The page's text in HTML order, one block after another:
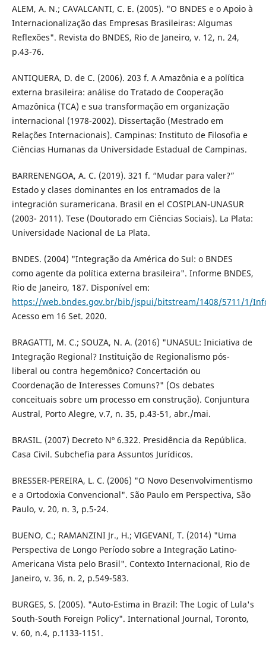
ALEM, A. N.; CAVALCANTI, C. E. (2005). "O BNDES e o Apoio à
Internacionalização das Empresas Brasileiras: Algumas
Reflexões". Revista do BNDES, Rio de Janeiro, v. 12, n. 24,
p.43-76.
ANTIQUERA, D. de C. (2006). 203 f. A Amazônia e a política
externa brasileira: análise do Tratado de Cooperação
Amazônica (TCA) e sua transformação em organização
internacional (1978-2002). Dissertação (Mestrado em
Relações Internacionais). Campinas: Instituto de Filosofia e
Ciências Humanas da Universidade Estadual de Campinas.
BARRENENGOA, A. C. (2019). 321 f. “Mudar para valer?”
Estado y clases dominantes en los entramados de la
integración suramericana. Brasil en el COSIPLAN-UNASUR
(2003- 2011). Tese (Doutorado em Ciências Sociais). La Plata:
Universidade Nacional de La Plata.
BNDES. (2004) "Integração da América do Sul: o BNDES
como agente da política externa brasileira". Informe BNDES,
Rio de Janeiro, 187. Disponível em:
https://web.bndes.gov.br/bib/jspui/bitstream/1408/5711/1/
Acesso em 16 Set. 2020.
BRAGATTI, M. C.; SOUZA, N. A. (2016) "UNASUL: Iniciativa de
Integração Regional? Instituição de Regionalismo pós-
liberal ou contra hegemônico? Concertación ou
Coordenação de Interesses Comuns?" (Os debates
conceituais sobre um processo em construção). Conjuntura
Austral, Porto Alegre, v.7, n. 35, p.43-51, abr./mai.
BRASIL. (2007) Decreto Nº 6.322. Presidência da República.
Casa Civil. Subchefia para Assuntos Jurídicos.
BRESSER-PEREIRA, L. C. (2006) "O Novo Desenvolvimentismo
e a Ortodoxia Convencional". São Paulo em Perspectiva, São
Paulo, v. 20, n. 3, p.5-24.
BUENO, C.; RAMANZINI Jr., H.; VIGEVANI, T. (2014) "Uma
Perspectiva de Longo Período sobre a Integração Latino-
Americana Vista pelo Brasil". Contexto Internacional, Rio de
Janeiro, v. 36, n. 2, p.549-583.
BURGES, S. (2005). "Auto-Estima in Brazil: The Logic of Lula's
South-South Foreign Policy". International Journal, Toronto,
v. 60, n.4, p.1133-1151.